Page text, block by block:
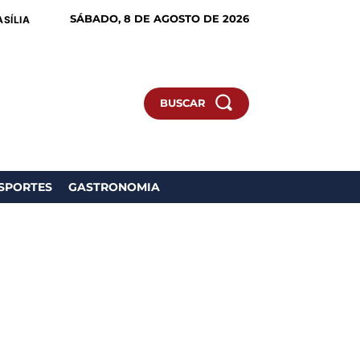
SÁBADO, 8 DE AGOSTO DE 2026
BUSCAR
GASTRONOMIA